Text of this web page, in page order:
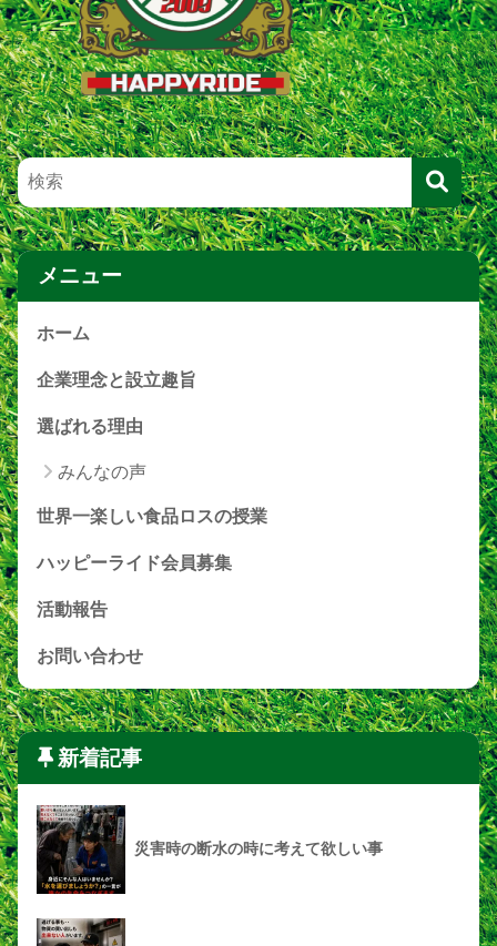
メニュー
ホーム
企業理念と設立趣旨
選ばれる理由
みんなの声
世界一楽しい食品ロスの授業
ハッピーライド会員募集
活動報告
お問い合わせ
新着記事
災害時の断水の時に考えて欲しい事